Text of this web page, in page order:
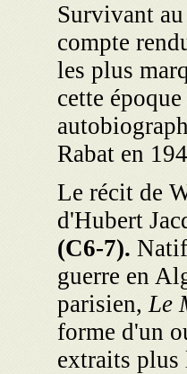
Survivant
compte
les plus
cette
Rabat en
Le récit de
d'Hubert
(C6-7).
guerre en
parisien, Le
forme d'un
extraits